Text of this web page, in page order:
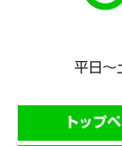
平日～
トップ